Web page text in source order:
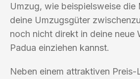
Umzug, wie beispielsweise die
deine Umzugsgüter
noch nicht direkt in deine neue
Padua einziehen kannst.
Neben einem attraktiven Preis-